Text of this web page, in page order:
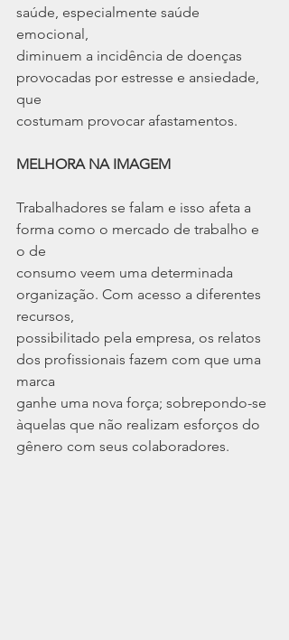
saúde, especialmente saúde
emocional,
diminuem a incidência de doenças
provocadas por estresse e ansiedade,
que
costumam provocar afastamentos.
MELHORA NA IMAGEM
Trabalhadores se falam e isso afeta a
forma como o mercado de trabalho e
o de
consumo veem uma determinada
organização. Com acesso a diferentes
recursos,
possibilitado pela empresa, os relatos
dos profissionais fazem com que uma
marca
ganhe uma nova força; sobrepondo-se
àquelas que não realizam esforços do
gênero com seus colaboradores.